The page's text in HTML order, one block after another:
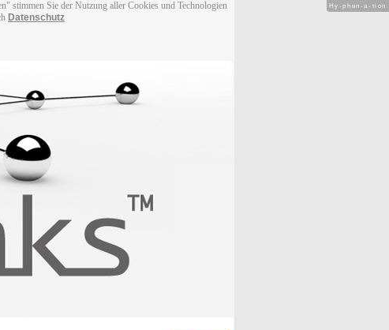
stimmen Sie der Nutzung aller Cookies und Technologien
Datenschutz
Hy-phen-a-tion